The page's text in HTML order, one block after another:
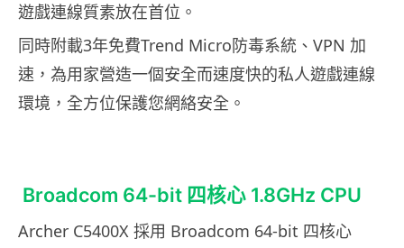
遊戲連線質素放在首位。
同時附載3年免費Trend Micro防毒系統、VPN 加
速，為用家營造一個安全而速度快的私人遊戲連線
環境，全方位保護您網絡安全。
Broadcom 64-bit 四核心 1.8GHz CPU
Archer C5400X 採用 Broadcom 64-bit 四核心